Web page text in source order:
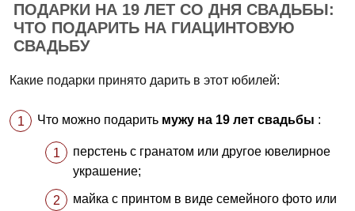
ПОДАРКИ НА 19 ЛЕТ СО ДНЯ СВАДЬБЫ:
ЧТО ПОДАРИТЬ НА ГИАЦИНТОВУЮ
СВАДЬБУ
Какие подарки принято дарить в этот юбилей:
Что можно подарить мужу на 19 лет свадьбы :
перстень с гранатом или другое ювелирное
украшение;
майка с принтом в виде семейного фото или